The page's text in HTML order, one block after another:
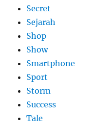
Secret
Sejarah
Shop
Show
Smartphone
Sport
Storm
Success
Tale